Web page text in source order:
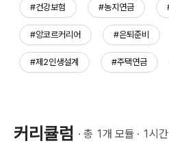
#건강보험 #농지연금
#앙코르커리어 #은퇴준비
#제2인생설계 #주택연금
커리큘럼 · 총 1개 모듈 · 1시간